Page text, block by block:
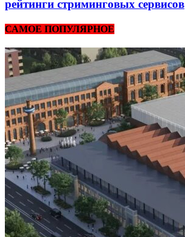
рейтинги стриминговых сервисов
САМОЕ ПОПУЛЯРНОЕ